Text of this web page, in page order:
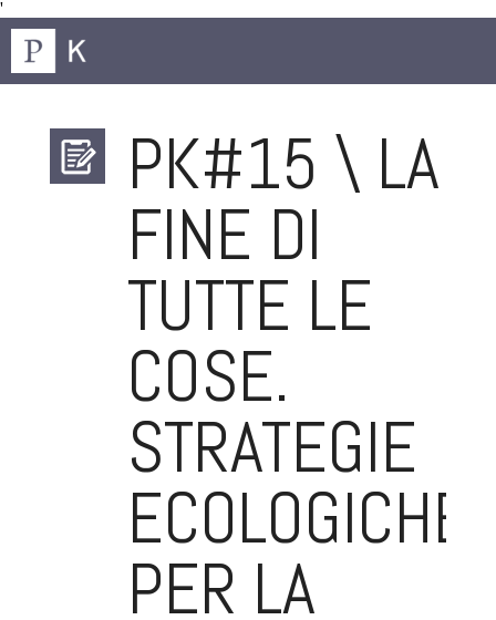
'
PK#15 \ LA
FINE DI
TUTTE LE
COSE.
STRATEGIE
ECOLOGICHE
PER LA